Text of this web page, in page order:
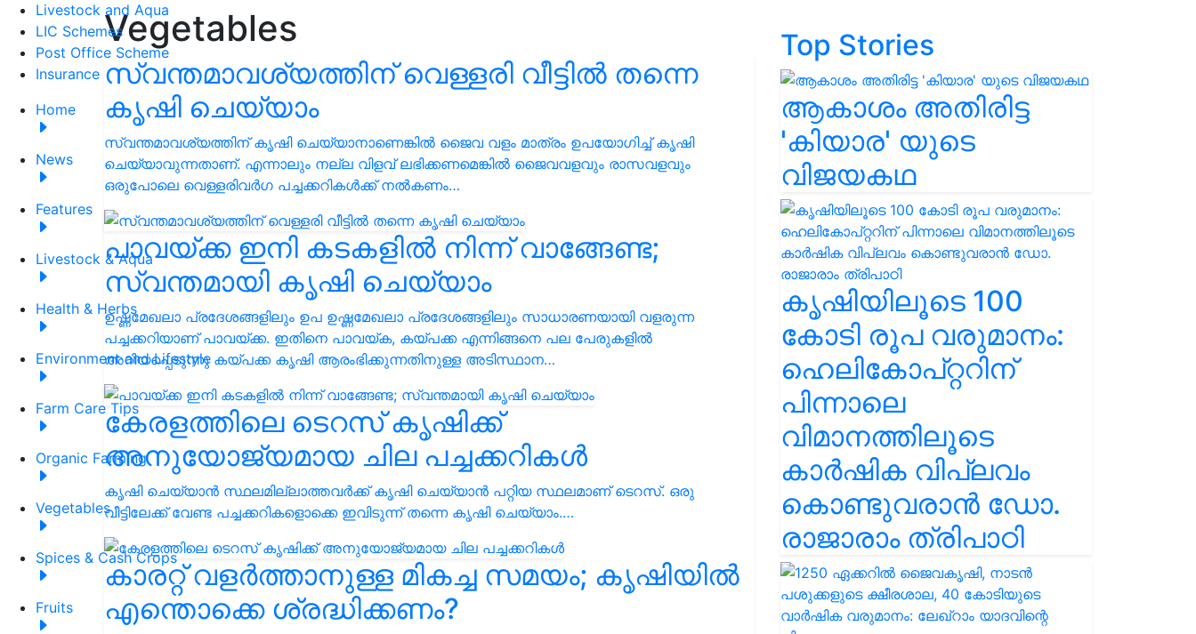
Livestock and Aqua
LIC Schemes
Post Office Scheme
Insurance
Home
News
Features
Livestock & Aqua
Health & Herbs
Environment and Lifestyle
Farm Care Tips
Organic Farming
Vegetables
Spices & Cash Crops
Fruits
Vegetables
സ്വന്തമാവശ്യത്തിന് വെള്ളരി വീട്ടിൽ തന്നെ
കൃഷി ചെയ്യാം
സ്വന്തമാവശ്യത്തിന് കൃഷി ചെയ്യാനാണെങ്കിൽ ജൈവ വളം മാത്രം ഉപയോഗിച്ച് കൃഷി
ചെയ്യാവുന്നതാണ്. എന്നാലും നല്ല വിളവ് ലഭിക്കണമെങ്കിൽ ജൈവവളവും രാസവളവും
ഒരുപോലെ വെള്ളരിവർഗ പച്ചക്കറികൾക്ക് നൽകണം…
പാവയ്ക്ക ഇനി കടകളിൽ നിന്ന് വാങ്ങേണ്ട;
സ്വന്തമായി കൃഷി ചെയ്യാം
ഉഷ്ണമേഖലാ പ്രദേശങ്ങളിലും ഉപ ഉഷ്ണമേഖലാ പ്രദേശങ്ങളിലും സാധാരണയായി വളരുന്ന
പച്ചക്കറിയാണ് പാവയ്ക്ക. ഇതിനെ പാവയ്ക, കയ്പക്ക എന്നിങ്ങനെ പല പേരുകളിൽ
അറിയപ്പെടുന്നു കയ്പക്ക കൃഷി ആരംഭിക്കുന്നതിനുള്ള അടിസ്ഥാന…
കേരളത്തിലെ ടെറസ് കൃഷിക്ക്
അനുയോജ്യമായ ചില പച്ചക്കറികൾ
കൃഷി ചെയ്യാൻ സ്ഥലമില്ലാത്തവർക്ക് കൃഷി ചെയ്യാൻ പറ്റിയ സ്ഥലമാണ് ടെറസ്. ഒരു
വീട്ടിലേക്ക് വേണ്ട പച്ചക്കറികളൊക്കെ ഇവിടുന്ന് തന്നെ കൃഷി ചെയ്യാം.…
കാരറ്റ് വളർത്താനുള്ള മികച്ച സമയം; കൃഷിയിൽ
എന്തൊക്കെ ശ്രദ്ധിക്കണം?
Top Stories
ആകാശം അതിരിട്ട
'കിയാര' യുടെ
വിജയകഥ
കൃഷിയിലൂടെ 100
കോടി രൂപ വരുമാനം:
ഹെലികോപ്റ്ററിന്
പിന്നാലെ
വിമാനത്തിലൂടെ
കാർഷിക വിപ്ലവം
കൊണ്ടുവരാൻ ഡോ.
രാജാരാം ത്രിപാഠി